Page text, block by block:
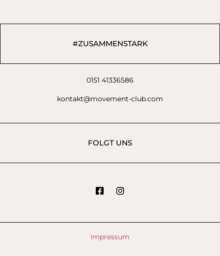
#ZUSAMMENSTARK
0151 41336586
kontakt@movement-club.com
FOLGT UNS
Impressum